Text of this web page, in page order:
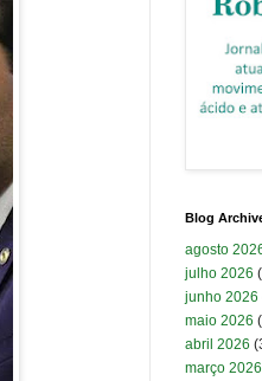
Blog
agosto
julho 2026
junho 2026
maio 2026
abril 2026
março 2026